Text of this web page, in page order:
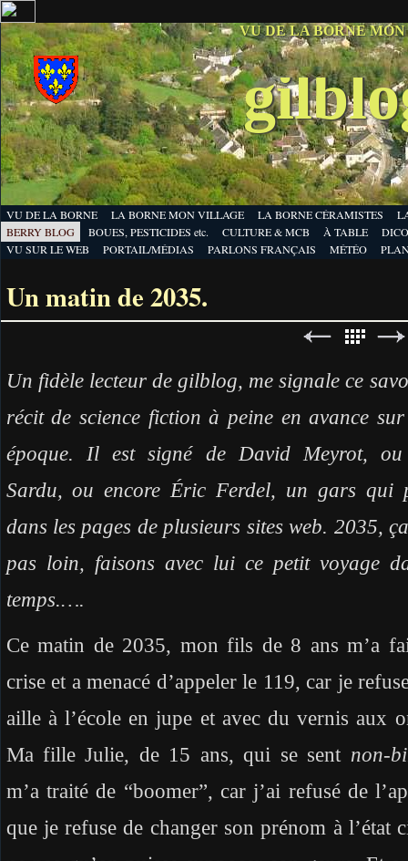
VU DE LA BORNE
VU DE LA BORNE LA BORNE MON VILLAGE LA BORNE CÉRAMISTES
BERRY BLOG
BOUES, PESTICIDES etc. CULTURE & MCB À TABLE
VU SUR LE WEB
PORTAIL/MÉDIAS PARLONS FRANÇAIS MÉTÉO
Un matin de 2035.
Un fidèle lecteur de gilblog, me signale ce
récit de science fiction à peine en avance
époque. Il est signé de David Meyrot, ou
Sardu, ou encore Éric Ferdel, un gars qui
dans les pages de plusieurs sites web. 2035,
pas loin, faisons avec lui ce petit voyage
temps.….
Ce matin de 2035, mon fils de 8 ans m’a
crise et a menacé d’appeler le 119, car je
aille à l’école en jupe et avec du vernis aux
Ma fille Julie, de 15 ans, qui se sent non-
m’a traité de “boomer”, car j’ai refusé de
que je refuse de changer son prénom à l’état